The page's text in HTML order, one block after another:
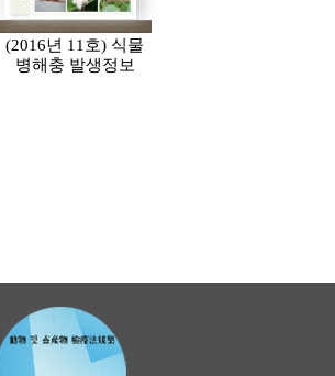
(2016년 11호) 식물
병해충 발생정보